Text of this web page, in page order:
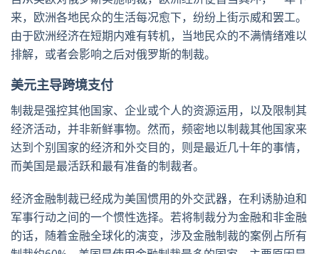
来，欧洲各地民众的生活每况愈下，纷纷上街示威和罢工。
由于欧洲经济在短期内难有转机，当地民众的不满情绪难以
排解，或者会影响之后对俄罗斯的制裁。
美元主导跨境支付
制裁是强控其他国家、企业或个人的资源运用，以及限制其
经济活动，并非新鲜事物。然而，频密地以制裁其他国家来
达到个别国家的经济和外交目的，则是最近几十年的事情，
而美国是最活跃和最有准备的制裁者。
经济金融制裁已经成为美国惯用的外交武器，在利诱胁迫和
军事行动之间的一个惯性选择。若将制裁分为金融和非金融
的话，随着金融全球化的演变，涉及金融制裁的案例占所有